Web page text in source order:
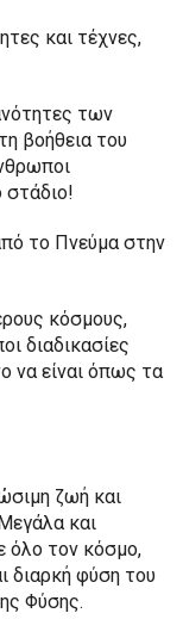
και τέχνες,
των
βοήθεια του
στάδιο!
το Πνεύμα στην
κόσμους,
διαδικασίες
να είναι όπως τα
ζωή και
και
όλο τον κόσμο,
διαρκή φύση του
Φύσης.